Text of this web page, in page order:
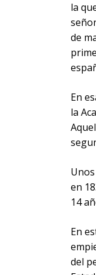
la
de
En
la
en
14
En
del